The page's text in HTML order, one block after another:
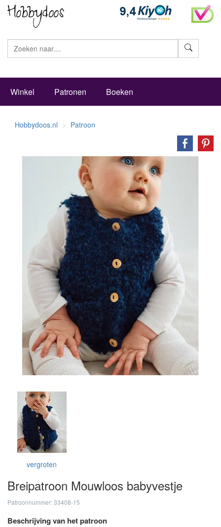
Winkel Patronen Boeken
Hobbydoos.nl Patroon
vergroten
Breipatroon Mouwloos babyvestje
Patroonnummer: 33408-15
Beschrijving van het patroon